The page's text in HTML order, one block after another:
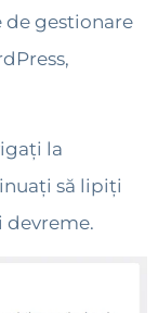
de gestionare
la
să lipiți
devreme.